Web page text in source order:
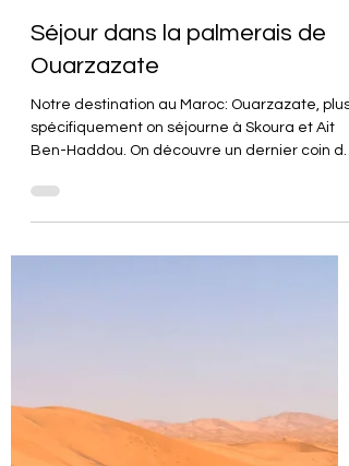
May 26, 2022 1 min read
Ouarzazate
spécifiquement on séjourne à Skoura et Ait